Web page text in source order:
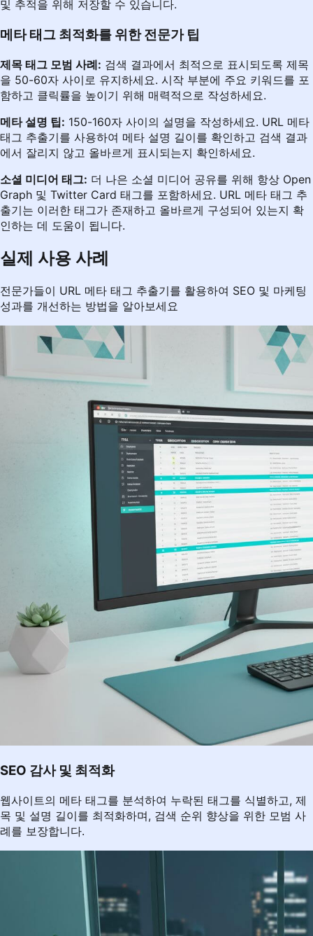
및 추적을 위해 저장할 수 있습니다.
메타 태그 최적화를 위한 전문가 팁
제목 태그 모범 사례: 검색 결과에서 최적으로 표시되도록 제목
을 50-60자 사이로 유지하세요. 시작 부분에 주요 키워드를 포
함하고 클릭률을 높이기 위해 매력적으로 작성하세요.
메타 설명 팁: 150-160자 사이의 설명을 작성하세요. URL 메타
태그 추출기를 사용하여 메타 설명 길이를 확인하고 검색 결과
에서 잘리지 않고 올바르게 표시되는지 확인하세요.
소셜 미디어 태그: 더 나은 소셜 미디어 공유를 위해 항상 Open
Graph 및 Twitter Card 태그를 포함하세요. URL 메타 태그 추
출기는 이러한 태그가 존재하고 올바르게 구성되어 있는지 확
인하는 데 도움이 됩니다.
실제 사용 사례
전문가들이 URL 메타 태그 추출기를 활용하여 SEO 및 마케팅
성과를 개선하는 방법을 알아보세요
SEO 감사 및 최적화
웹사이트의 메타 태그를 분석하여 누락된 태그를 식별하고, 제
목 및 설명 길이를 최적화하며, 검색 순위 향상을 위한 모범 사
례를 보장합니다.